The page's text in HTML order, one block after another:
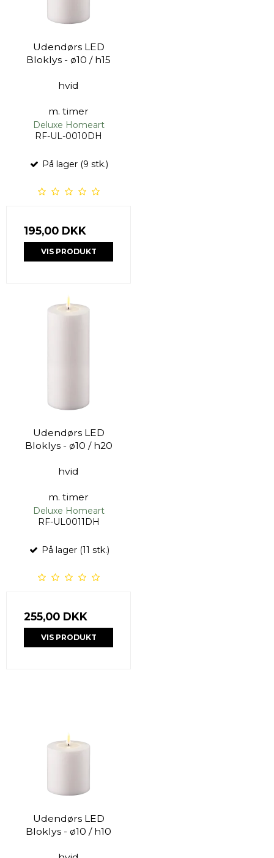
Udendørs LED
Bloklys - ø10 / h15
hvid
m. timer
Deluxe Homeart
RF-UL-0010DH
På lager (9 stk.)
195,00 DKK
VIS PRODUKT
Udendørs LED
Bloklys - ø10 / h20
hvid
m. timer
Deluxe Homeart
RF-UL0011DH
På lager (11 stk.)
255,00 DKK
VIS PRODUKT
Udendørs LED
Bloklys - ø10 / h10